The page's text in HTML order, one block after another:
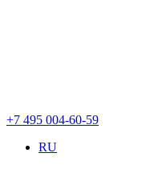
+7 495 004-60-59
RU